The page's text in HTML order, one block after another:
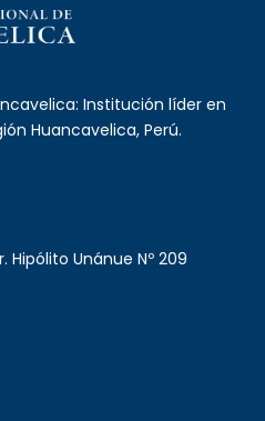
Institución líder en
Huancavelica, Perú.
Hipólito Unánue Nº 209